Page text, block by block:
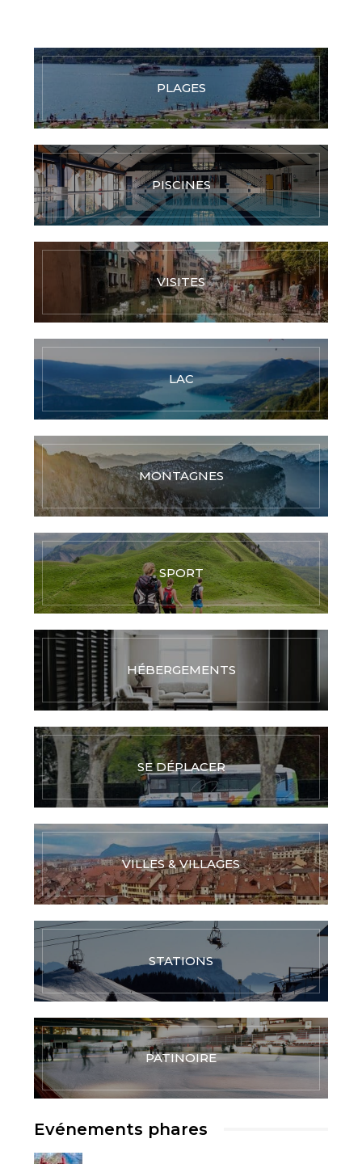
PLAGES
PISCINES
VISITES
LAC
MONTAGNES
SPORT
HÉBERGEMENTS
SE DÉPLACER
VILLES & VILLAGES
STATIONS
PATINOIRE
Evénements phares